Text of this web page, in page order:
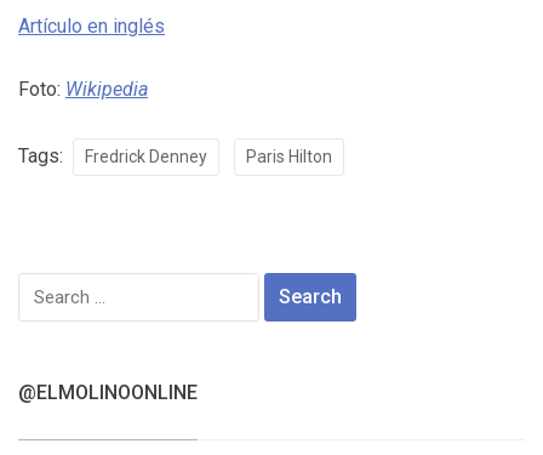
Artículo en inglés
Foto: Wikipedia
Tags: Fredrick Denney Paris Hilton
Search
for:
@ELMOLINOONLINE